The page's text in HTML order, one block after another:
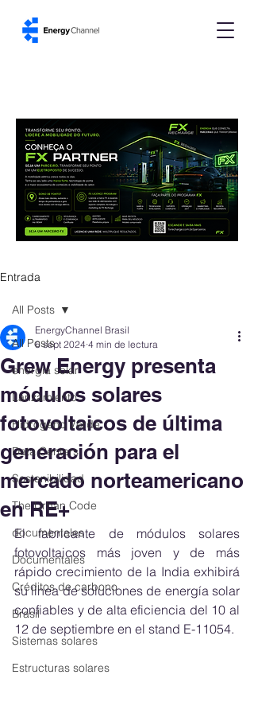
Entrada
All Posts
energía solar
Lanzamiento
Hidrógeno Verde
Data Centers
Sostenibilidad
The Urban Code
documentales
Documentales
Créditos de carbono
Brasil
Sistemas solares
Estructuras solares
All Posts
Grew Energy presenta
módulos solares
fotovoltaicos de última
generación para el
mercado norteamericano
en RE+
EnergyChannel Brasil
6 sept 2024 4 min de lectura
El fabricante de módulos solares
fotovoltaicos más joven y de más
rápido crecimiento de la India exhibirá
su línea de soluciones de energía solar
confiables y de alta eficiencia del 10 al
12 de septiembre en el stand E-11054.